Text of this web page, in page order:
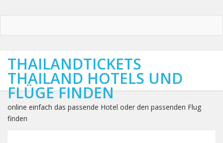
THAILANDTICKETS
THAILAND HOTELS UND
FLÜGE FINDEN
online einfach das passende Hotel oder den passenden Flug
finden